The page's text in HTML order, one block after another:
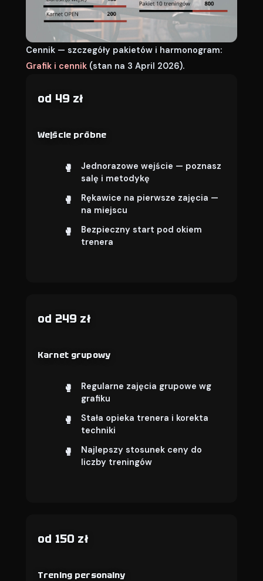
Cennik — szczegóły pakietów i harmonogram:
Grafik i cennik (stan na 3 April 2026).
od 49 zł
Wejście próbne
Jednorazowe wejście — poznasz
salę i metodykę
Rękawice na pierwsze zajęcia —
na miejscu
Bezpieczny start pod okiem
trenera
od 249 zł
Karnet grupowy
Regularne zajęcia grupowe wg
grafiku
Stała opieka trenera i korekta
techniki
Najlepszy stosunek ceny do
liczby treningów
od 150 zł
Trening personalny